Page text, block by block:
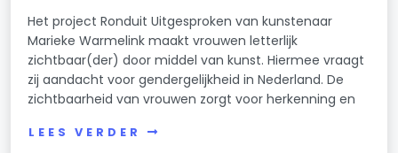
Het project Ronduit Uitgesproken van kunstenaar
Marieke Warmelink maakt vrouwen letterlijk
zichtbaar(der) door middel van kunst. Hiermee vraagt
zij aandacht voor gendergelijkheid in Nederland. De
zichtbaarheid van vrouwen zorgt voor herkenning en
LEES VERDER